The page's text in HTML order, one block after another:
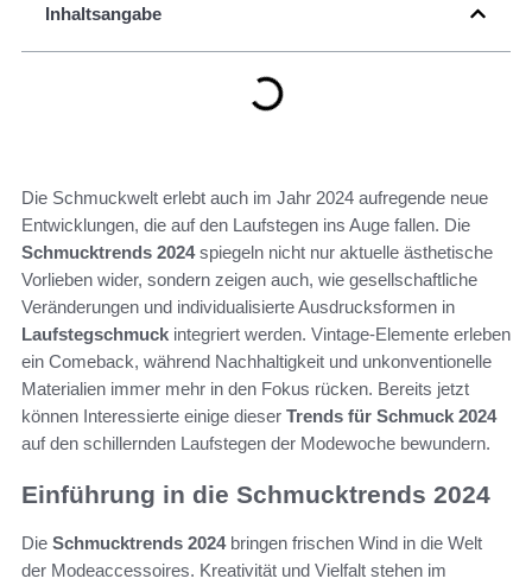
Inhaltsangabe
Die Schmuckwelt erlebt auch im Jahr 2024 aufregende neue
Entwicklungen, die auf den Laufstegen ins Auge fallen. Die
Schmucktrends 2024spiegeln nicht nur aktuelle ästhetische
Vorlieben wider, sondern zeigen auch, wie gesellschaftliche
Veränderungen und individualisierte Ausdrucksformen in
Laufstegschmuck integriert werden. Vintage-Elemente erleben
ein Comeback, während Nachhaltigkeit und unkonventionelle
Materialien immer mehr in den Fokus rücken. Bereits jetzt
können Interessierte einige dieser Trends für Schmuck 2024
auf den schillernden Laufstegen der Modewoche bewundern.
Einführung in die Schmucktrends 2024
Die Schmucktrends 2024bringen frischen Wind in die Welt
der Modeaccessoires. Kreativität und Vielfalt stehen im